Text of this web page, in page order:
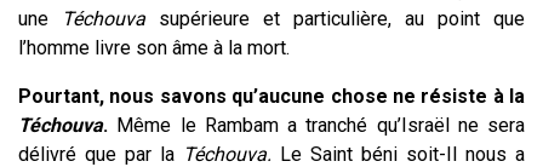
une
Téchouva supérieure et particulière, au point que
l’homme livre son âme à la mort.
Pourtant, nous savons qu’aucune chose ne résiste à la
Téchouva. Même le Rambam a tranché qu’Israël ne sera
délivré que par la Téchouva. Le Saint béni soit-Il nous a